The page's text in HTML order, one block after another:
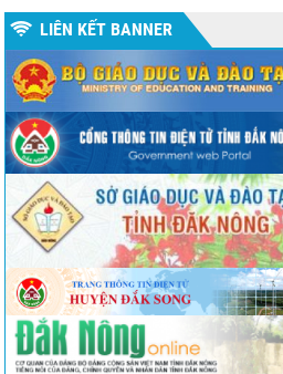
LIÊN KẾT BANNER